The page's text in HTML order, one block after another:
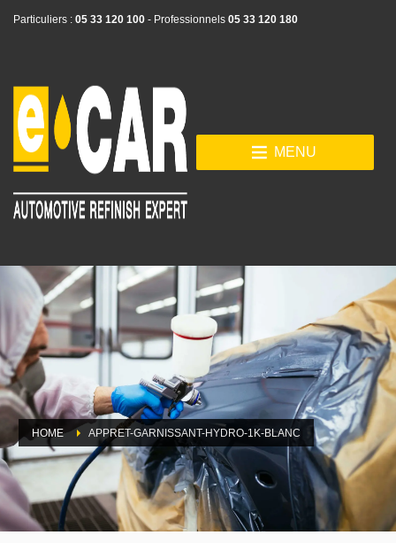
Particuliers : 05 33 120 100 - Professionnels 05 33 120 180
MENU
HOME APPRET-GARNISSANT-HYDRO-1K-BLANC